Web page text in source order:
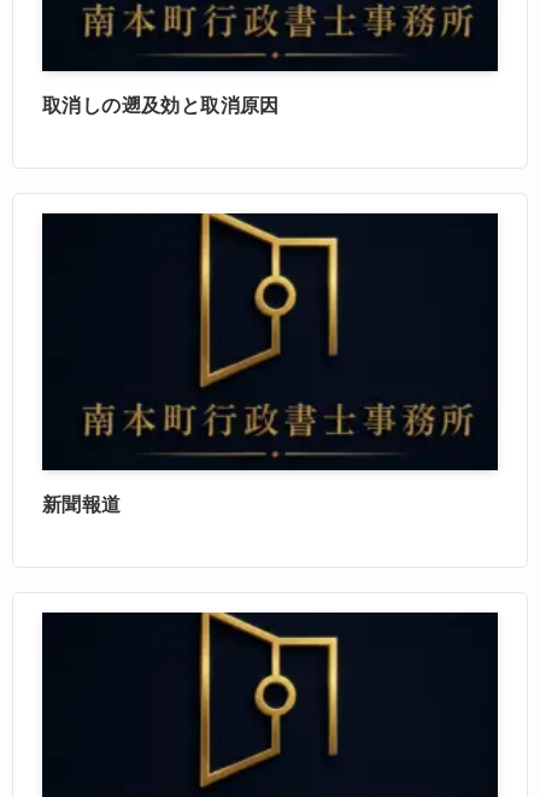
取消しの遡及効と取消原因
新聞報道